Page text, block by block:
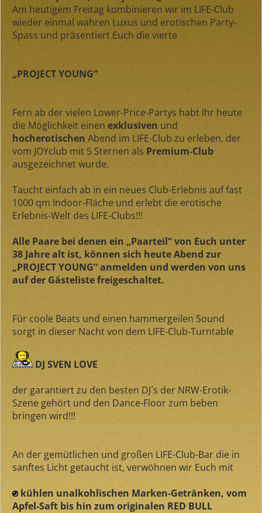
Am heutigem Freitag kombinieren wir im LIFE-Club
wieder einmal wahren Luxus und erotischen Party-
Spass und präsentiert Euch die vierte
„PROJECT YOUNG“
Fern ab der vielen Lower-Price-Partys habt Ihr heute
die Möglichkeit einen exklusiven und
hocherotischen Abend im LIFE-Club zu erleben, der
vom JOYclub mit 5 Sternen als Premium-Club
ausgezeichnet wurde.
Taucht einfach ab in ein neues Club-Erlebnis auf fast
1000 qm Indoor-Fläche und erlebt die erotische
Erlebnis-Welt des LIFE-Clubs!!!
Alle Paare bei denen ein „Paarteil“ von Euch unter
38 Jahre alt ist, können sich heute Abend zur
„PROJECT YOUNG“ anmelden und werden von uns
auf der Gästeliste freigeschaltet.
Für coole Beats und einen hammergeilen Sound
sorgt in dieser Nacht von dem LIFE-Club-Turntable
DJ SVEN LOVE
der garantiert zu den besten DJ´s der NRW-Erotik-
Szene gehört und den Dance-Floor zum beben
bringen wird!!!
An der gemütlichen und großen LIFE-Club-Bar die in
sanftes Licht getaucht ist, verwöhnen wir Euch mit
kühlen unalkohlischen Marken-Getränken, vom
Apfel-Saft bis hin zum originalen RED BULL